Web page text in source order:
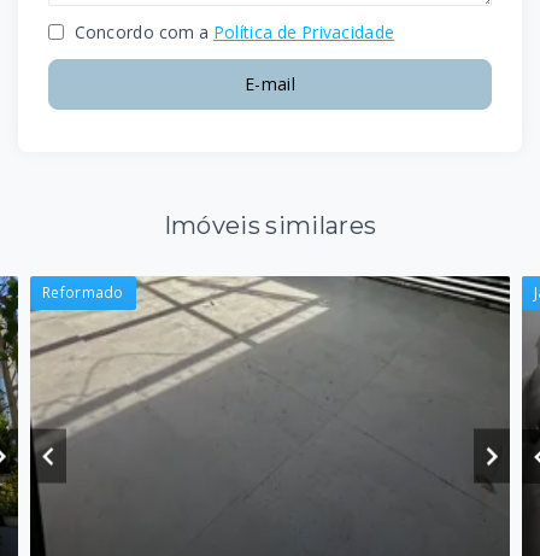
Concordo com a Política de Privacidade
E-mail
Imóveis similares
Reformado